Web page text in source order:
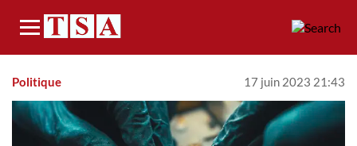
Menu
Politique 17 juin 2023 21:43